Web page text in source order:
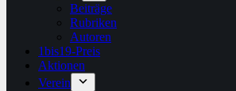
Beiträge
Rubriken
Autoren
1bis19-Preis
Aktionen
Verein